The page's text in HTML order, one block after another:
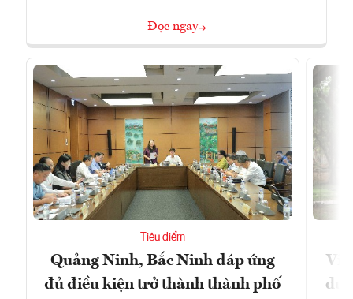
Đọc ngay
Tiêu điểm
Quảng Ninh, Bắc Ninh đáp ứng
đủ điều kiện trở thành thành phố
dư